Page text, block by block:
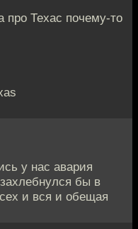
про Техас почему-то
у нас авария
бы в
и вся и обещая